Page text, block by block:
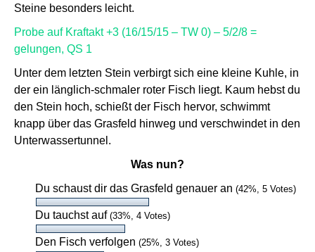
Steine besonders leicht.
Probe auf Kraftakt +3 (16/15/15 – TW 0) – 5/2/8 =
gelungen, QS 1
Unter dem letzten Stein verbirgt sich eine kleine Kuhle, in
der ein länglich-schmaler roter Fisch liegt. Kaum hebst du
den Stein hoch, schießt der Fisch hervor, schwimmt
knapp über das Grasfeld hinweg und verschwindet in den
Unterwassertunnel.
Was nun?
Du schaust dir das Grasfeld genauer an (42%, 5 Votes)
Du tauchst auf (33%, 4 Votes)
Den Fisch verfolgen (25%, 3 Votes)